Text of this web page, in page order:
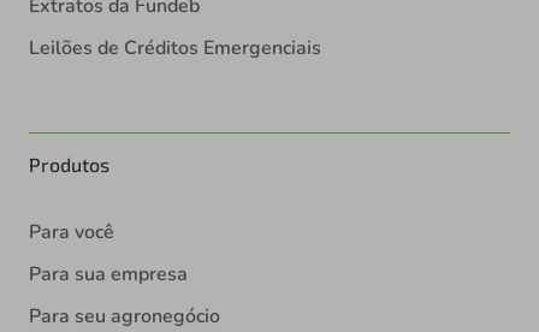
Extratos da Fundeb
Leilões de Créditos Emergenciais
Produtos
Para você
Para sua empresa
Para seu agronegócio